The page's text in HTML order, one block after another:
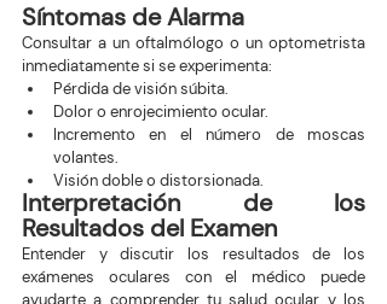
Síntomas de Alarma
Consultar a un oftalmólogo o un optometrista
inmediatamente si se experimenta:
Pérdida de visión súbita.
Dolor o enrojecimiento ocular.
Incremento en el número de moscas
volantes.
Visión doble o distorsionada.
Interpretación de los
Resultados del Examen
Entender y discutir los resultados de los
exámenes oculares con el médico puede
ayudarte a comprender tu salud ocular y los